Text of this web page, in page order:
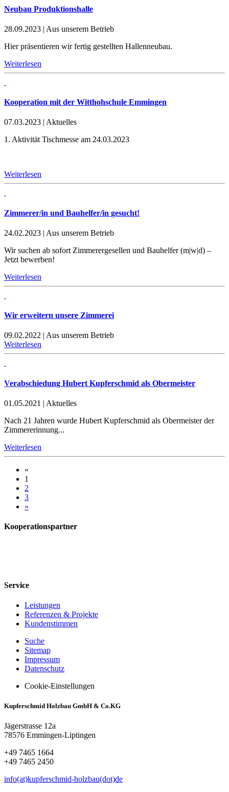
Neubau Produktionshalle
28.09.2023 | Aus unserem Betrieb
Hier präsentieren wir fertig gestellten Hallenneubau.
Weiterlesen
Kooperation mit der Witthohschule Emmingen
07.03.2023 | Aktuelles
1. Aktivität Tischmesse am 24.03.2023
Weiterlesen
Zimmerer/in und Bauhelfer/in gesucht!
24.02.2023 | Aus unserem Betrieb
Wir suchen ab sofort Zimmerergesellen und Bauhelfer (m|w|d) –
Jetzt bewerben!
Weiterlesen
Wir erweitern unsere Zimmerei
09.02.2022 | Aus unserem Betrieb
Weiterlesen
Verabschiedung Hubert Kupferschmid als Obermeister
01.05.2021 | Aktuelles
Nach 21 Jahren wurde Hubert Kupferschmid als Obermeister der
Zimmererinnung...
Weiterlesen
«
1
2
3
»
Kooperationspartner
Service
Leistungen
Referenzen & Projekte
Kundenstimmen
Suche
Sitemap
Impressum
Datenschutz
Cookie-Einstellungen
Kupferschmid Holzbau GmbH & Co.KG
Jägerstrasse 12a
78576 Emmingen-Liptingen
+49 7465 1664
+49 7465 2450
info(at)kupferschmid-holzbau(dot)de